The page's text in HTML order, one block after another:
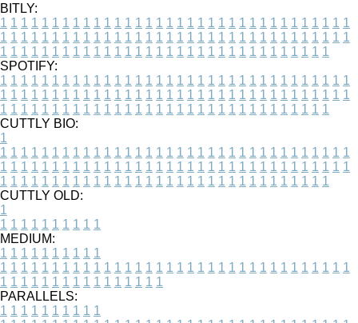
BITLY:
1 1 1 1 1 1 1 1 1 1 1 1 1 1 1 1 1 1 1 1 1 1 1 1 1 1 1 1 1 1 1 1 1 1
1 1 1 1 1 1 1 1 1 1 1 1 1 1 1 1 1 1 1 1 1 1 1 1 1 1 1 1 1 1 1 1 1 1
1 1 1 1 1 1 1 1 1 1 1 1 1 1 1 1 1 1 1 1 1 1 1 1 1 1 1 1 1 1 1 1
SPOTIFY:
1 1 1 1 1 1 1 1 1 1 1 1 1 1 1 1 1 1 1 1 1 1 1 1 1 1 1 1 1 1 1 1 1 1
1 1 1 1 1 1 1 1 1 1 1 1 1 1 1 1 1 1 1 1 1 1 1 1 1 1 1 1 1 1 1 1 1 1
1 1 1 1 1 1 1 1 1 1 1 1 1 1 1 1 1 1 1 1 1 1 1 1 1 1 1 1 1 1 1 1
CUTTLY BIO:
1
1 1 1 1 1 1 1 1 1 1 1 1 1 1 1 1 1 1 1 1 1 1 1 1 1 1 1 1 1 1 1 1 1 1
1 1 1 1 1 1 1 1 1 1 1 1 1 1 1 1 1 1 1 1 1 1 1 1 1 1 1 1 1 1 1 1 1 1
1 1 1 1 1 1 1 1 1 1 1 1 1 1 1 1 1 1 1 1 1 1 1 1 1 1 1 1 1 1 1 1
CUTTLY OLD:
1
1 1 1 1 1 1 1 1 1 1
MEDIUM:
1 1 1 1 1 1 1 1 1 1
1 1 1 1 1 1 1 1 1 1 1 1 1 1 1 1 1 1 1 1 1 1 1 1 1 1 1 1 1 1 1 1 1 1
1 1 1 1 1 1 1 1 1 1 1 1 1 1 1 1
PARALLELS:
1 1 1 1 1 1 1 1 1 1